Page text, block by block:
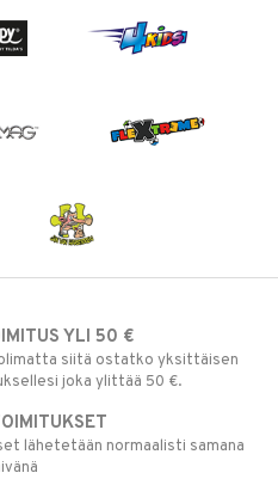
YLI 50 €
siitä ostatko yksittäisen
joka ylittää 50 €.
lähetetään normaalisti samana